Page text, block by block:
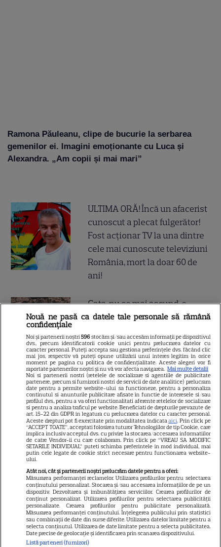
Ramona Păuleanu, clipe de bucurie la serbarea
gemenilor ei. Imagini emoționante cu Luca și
Alexandra. „Am copii și mai mari”
ULTIMA ORĂ! Încă un afacerist
cunoscut a plecat fulgerător!
Fost acționar TV la una dintre
cele mai cunoscute televiziuni
România, mort la doar 60 de
ani!
Gata, nu se mai ascund, e
cuplul momentului în
strada ei, iar lui i-a pus
Dumnezeu mâna în cap!
Felicitări, să fiți fericiți! Că
frumoși sunteți!
Cătălin Crișan, gafă de
proporții după ce a anunțat că
s-a despărțit de iubită „Să mă
criticați ușor”. Internauții i-au
Vedeta din România care a
născut chiar de ziua ei. Anul
acesta face nunta de lemn!
Nouă ne pasă ca datele tale personale să rămână
confidențiale
Noi și partenerii noștri596 stocăm și/sau accesăm informații pe dispozitivul
dvs., precum identificatorii cookie unici pentru prelucrarea datelor cu
caracter personal. Puteți accepta sau gestiona preferințele dvs. făcând clic
mai jos, respectiv vă puteți opune utilizării unui interes legitim în orice
moment pe pagina cu politica de confidențialitate. Aceste alegeri vor fi
raportate partenerilor noștri și nu vă vor afecta navigarea. Mai multe detalii
Noi si partenerii nostri (retelele de socializare si agentiile de publicitate
partenere, precum si furnizorii nostri de servicii de date analitice) prelucram
date pentru a permite website-ului sa functioneze, pentru a personaliza
continutul si anunturile publicitare afisate in functie de interesele si/sau
profilul dvs., pentru a va oferi functionalitati aferente retelelor de socializare
si pentru a analiza traficul pe website. Beneficiati de drepturile prevazute de
art. 15-22 din GDPR in legatura cu prelucrarea datelor cu caracter personal.
Aceste drepturi pot fi exercitate prin modalitatea indicataaici. Prin click pe
“ACCEPT TOATE”, acceptati folosirea tuturor Tehnologiilor de tip Cookie, care
implica inclusiv acceptul dvs. cu privire la stocarea/accesarea informatiilor
de catre Vendor-ii cu care colaboram. Prin click pe “VREAU SA MODIFIC
SETARILE INDIVIDUAL” puteti schimba preferintele in mod individual, mai
putin cele legate de cookie strict necesare pentru functionarea website-
ului.
Atât noi, cât și partenerii noștri prelucrăm datele pentru a oferi:
Măsurarea performanței reclamelor. Utilizarea profilurilor pentru selectarea
conținutului personalizat. Stocarea și/sau accesarea informațiilor de pe un
dispozitiv. Dezvoltarea și îmbunătățirea serviciilor. Crearea profilurilor de
conținut personalizat. Utilizarea profilurilor pentru selectarea publicității
personalizate. Crearea profilurilor pentru publicitate personalizată.
Măsurarea performanței conținutului. Înțelegerea publicului prin statistici
sau combinații de date din surse diferite. Utilizarea datelor limitate pentru a
selecta conținutul. Utilizarea de date limitate pentru a selecta publicitatea.
Date precise de geolocație și identificarea prin scanarea dispozitivului.
Listă parteneri (furnizori)